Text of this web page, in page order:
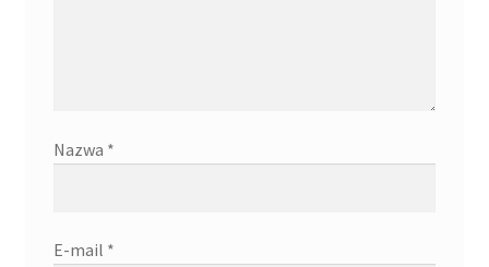
Nazwa *
E-mail *